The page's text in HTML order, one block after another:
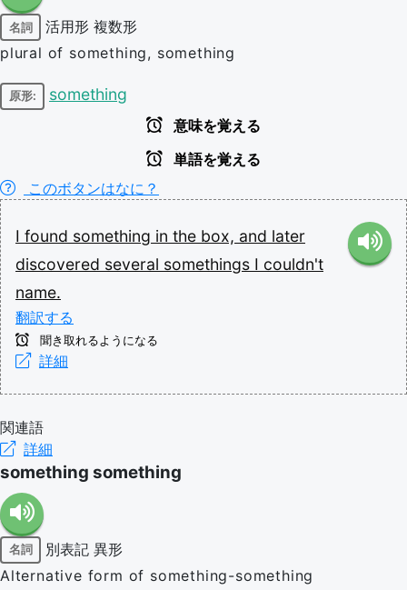
名詞 活用形 複数形
plural of something, something
原形: something
意味を覚える
単語を覚える
このボタンはなに？
I found something in the box, and later
discovered several somethings I couldn't
name.
翻訳する
聞き取れるようになる
詳細
関連語
詳細
something something
名詞 別表記 異形
Alternative form of something-something